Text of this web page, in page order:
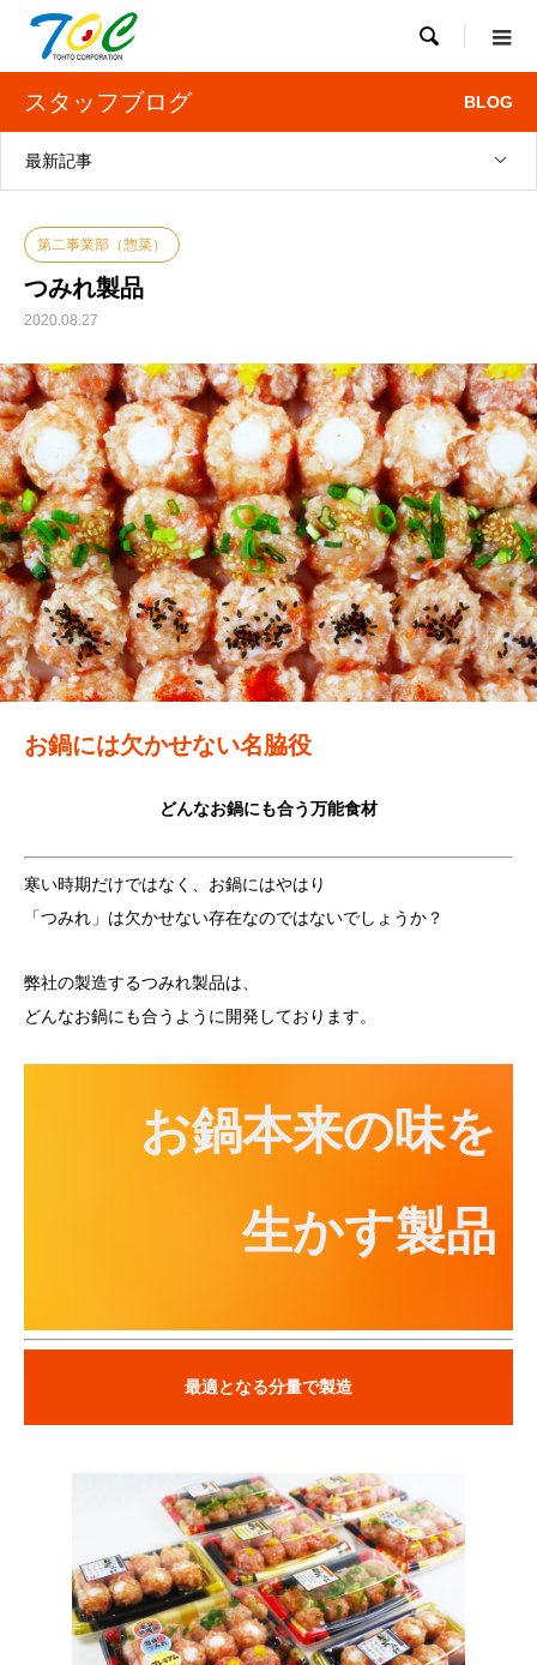

スタッフブログ BLOG
最新記事
第二事業部（惣菜）
つみれ製品
2020.08.27
お鍋には欠かせない名脇役
どんなお鍋にも合う万能食材
寒い時期だけではなく、お鍋にはやはり
「つみれ」は欠かせない存在なのではないでしょうか？
弊社の製造するつみれ製品は、
どんなお鍋にも合うように開発しております。
お鍋本来の味を
生かす製品
最適となる分量で製造